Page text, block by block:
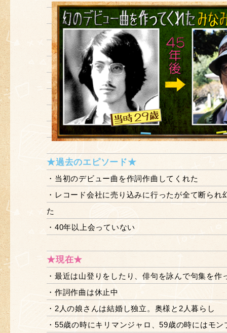
★過去のエピソード★
・当初のデビュー曲を作詞作曲してくれた
・レコード会社に売り込みに行ったが全て断られ
た
・40年以上会っていない
★現在★
・最近は山登りをしたり、俳句を詠んで句集を作
・作詞作曲は休止中
・2人の娘さんは結婚し独立。奥様と2人暮らし
・55歳の時にキリマンジャロ、59歳の時にはモ